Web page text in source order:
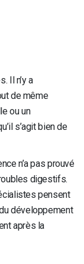
Il n’y a
de même
ou un
s’agit bien de
n’a pas prouvé
digestifs.
pensent
développement
après la